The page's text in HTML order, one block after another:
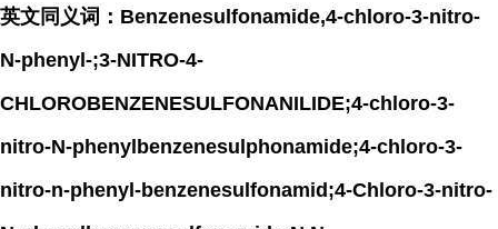
英文同义词：Benzenesulfonamide,4-chloro-3-nitro-
N-phenyl-;3-NITRO-4-
CHLOROBENZENESULFONANILIDE;4-chloro-3-
nitro-N-phenylbenzenesulphonamide;4-chloro-3-
nitro-n-phenyl-benzenesulfonamid;4-Chloro-3-nitro-